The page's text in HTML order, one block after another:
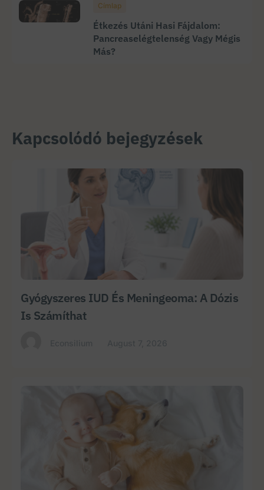
Címlap
Étkezés Utáni Hasi Fájdalom:
Pancreaselégtelenség Vagy Mégis
Más?
Kapcsolódó bejegyzések
Gyógyszeres IUD És Meningeoma: A Dózis
Is Számíthat